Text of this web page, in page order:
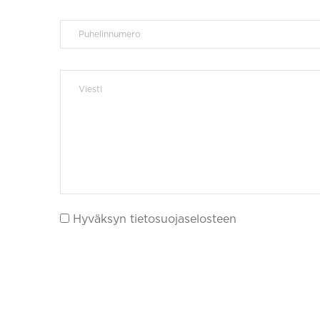
Hyväksyn tietosuojaselosteen